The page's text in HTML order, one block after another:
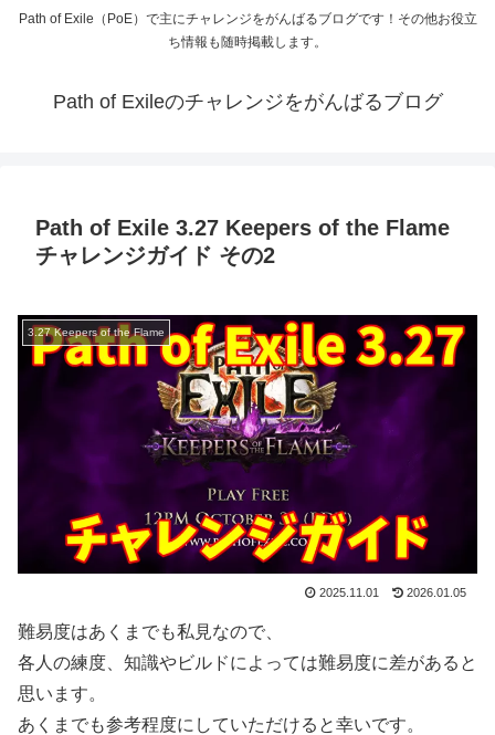
Path of Exile（PoE）で主にチャレンジをがんばるブログです！その他お役立
ち情報も随時掲載します。
Path of Exileのチャレンジをがんばるブログ
Path of Exile 3.27 Keepers of the Flame
チャレンジガイド その2
3.27 Keepers of the Flame
2025.11.01 2026.01.05
難易度はあくまでも私見なので、
各人の練度、知識やビルドによっては難易度に差があると
思います。
あくまでも参考程度にしていただけると幸いです。